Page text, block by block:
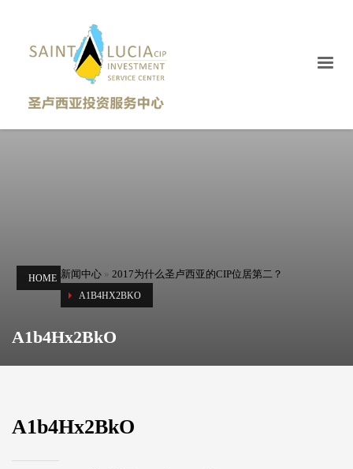
HOME 新闻中心 » 2017为什么圣卢西亚的CIP位居第二？
A1B4HX2BKO
A1b4Hx2BkO
A1b4Hx2BkO